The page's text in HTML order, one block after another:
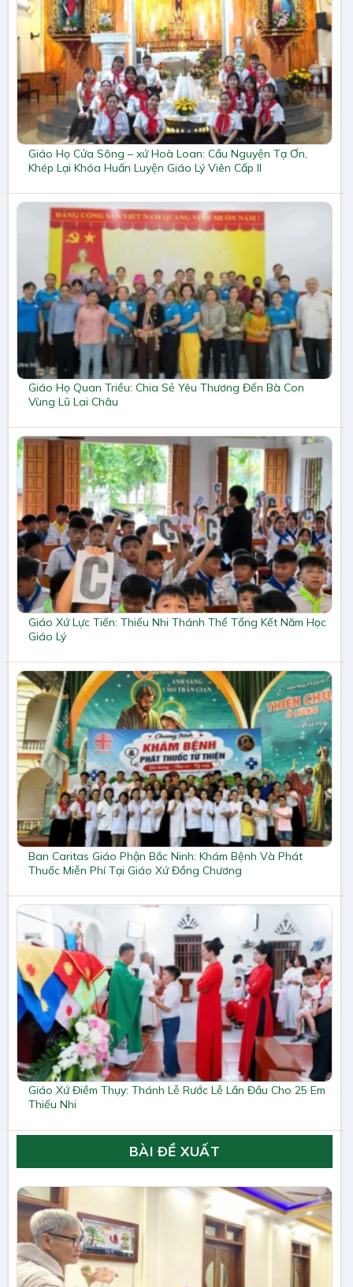
Giáo Họ Cửa Sông – xứ Hoà Loan: Cầu Nguyện Tạ Ơn,
Khép Lại Khóa Huấn Luyện Giáo Lý Viên Cấp II
Giáo Họ Quan Triều: Chia Sẻ Yêu Thương Đến Bà Con
Vùng Lũ Lai Châu
Giáo Xứ Lực Tiến: Thiếu Nhi Thánh Thể Tổng Kết Năm Học
Giáo Lý
Ban Caritas Giáo Phận Bắc Ninh: Khám Bệnh Và Phát
Thuốc Miễn Phí Tại Giáo Xứ Đồng Chương
Giáo Xứ Điềm Thụy: Thánh Lễ Rước Lễ Lần Đầu Cho 25 Em
Thiếu Nhi
BÀI ĐỀ XUẤT